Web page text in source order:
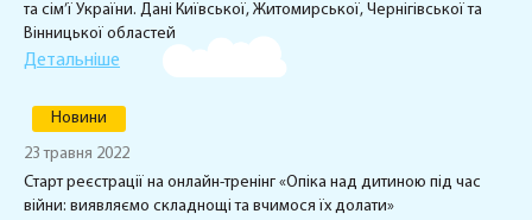
та сім’ї України. Дані Київської, Житомирської, Чернігівської та
Вінницької областей
Детальніше
Новини
23 травня 2022
Старт реєстрації на онлайн-тренінг «Опіка над дитиною під час
війни: виявляємо складнощі та вчимося їх долати»